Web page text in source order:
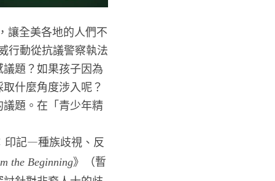
讓全美各地的人們不
行動從抗議警察執法
題？如果孩子因為
什麼角度涉入呢？
題。在「青少年精
印記—種族歧視、反
the Beginning》（暫